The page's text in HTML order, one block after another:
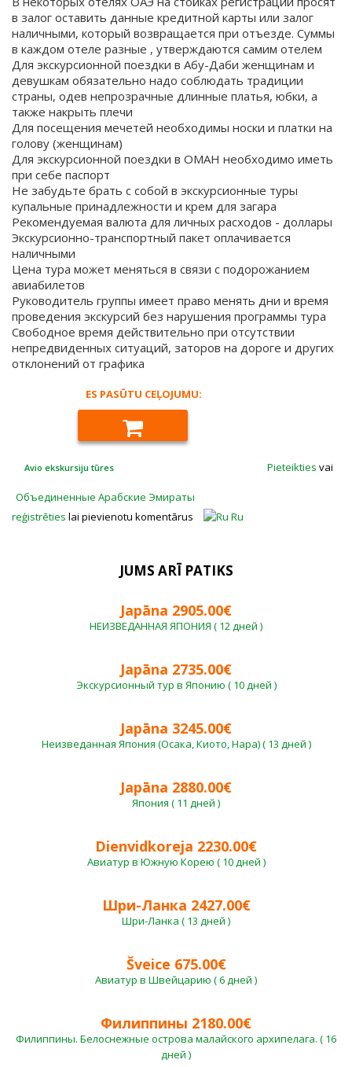
в залог оставить данные кредитной карты или залог
наличными, который возвращается при отъезде. Суммы
в каждом отеле разные , утверждаются самим отелем
Для экскурсионной поездки в Абу-Даби женщинам и
девушкам обязательно надо соблюдать традиции
страны, одев непрозрачные длинные платья, юбки, а
также накрыть плечи
Для посещения мечетей необходимы носки и платки на
голову (женщинам)
Для экскурсионной поездки в ОМАН необходимо иметь
при себе паспорт
Не забудьте брать с собой в экскурсионные туры
купальные принадлежности и крем для загара
Рекомендуемая валюта для личных расходов - доллары
Экскурсионно-транспортный пакет оплачивается
наличными
Цена тура может меняться в связи с подорожанием
авиабилетов
Руководитель группы имеет право менять дни и время
проведения экскурсий без нарушения программы тура
Свободное время действительно при отсутствии
непредвиденных ситуаций, заторов на дороге и других
отклонений от графика
ES PASŪTU CEĻOJUMU:
Avio ekskursiju tūres
Объединенные Арабские Эмираты
Pieteikties vai
reģistrēties lai pievienotu komentārus Ru
JUMS ARĪ PATIKS
Japāna 2905.00€
НЕИЗВЕДАННАЯ ЯПОНИЯ ( 12 дней )
Japāna 2735.00€
Экскурсионный тур в Японию ( 10 дней )
Japāna 3245.00€
Неизведанная Япония (Осака, Киото, Нара) ( 13 дней )
Japāna 2880.00€
Япония ( 11 дней )
Dienvidkoreja 2230.00€
Авиатур в Южную Корею ( 10 дней )
Шри-Ланка 2427.00€
Шри-Ланка ( 13 дней )
Šveice 675.00€
Авиатур в Швейцарию ( 6 дней )
Филиппины 2180.00€
Филиппины. Белоснежные острова малайского архипелага. ( 16
дней )